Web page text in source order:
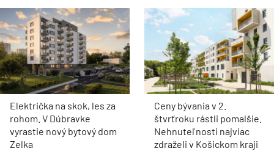
Električka na skok, les za
rohom. V Dúbravke
vyrastie nový bytový dom
Zelka
Ceny bývania v 2.
štvrťroku rástli pomalšie.
Nehnuteľnosti najviac
zdraželi v Košickom kraji